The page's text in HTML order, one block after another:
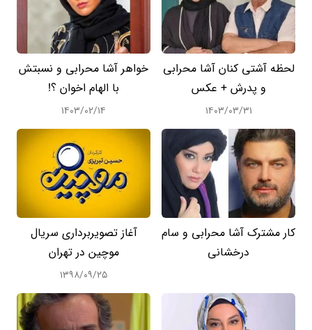
لحظه آشتی کنان آشا محرابی
و پدرش + عکس
۱۴۰۳/۰۳/۳۱
خواهر آشا محرابی و نسبتش
با الهام اخوان ؟!
۱۴۰۳/۰۲/۱۴
کار مشترک آشا محرابی و سام
درخشانی
آغاز تصویربرداری سریال
موچین در تهران
۱۳۹۸/۰۹/۲۵